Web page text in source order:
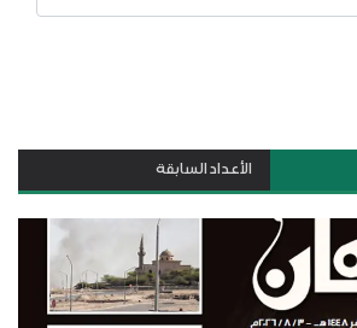
الأعداد السابقة